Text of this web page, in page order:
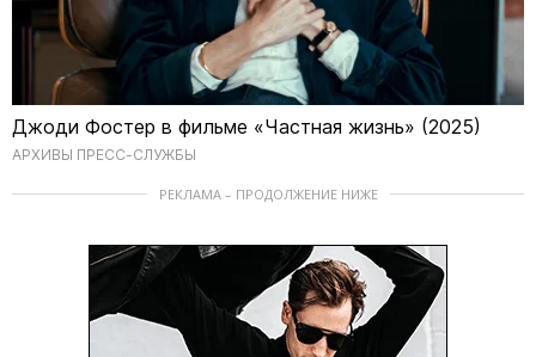
Джоди Фостер в фильме «Частная жизнь» (2025)
АРХИВЫ ПРЕСС-СЛУЖБЫ
РЕКЛАМА – ПРОДОЛЖЕНИЕ НИЖЕ